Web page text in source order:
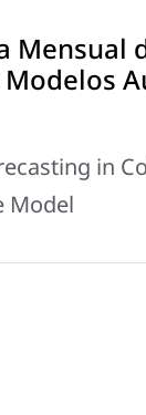
Mensual
in
Model